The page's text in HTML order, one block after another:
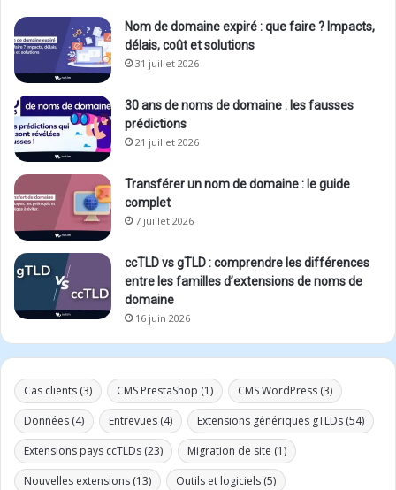
Nom de domaine expiré : que faire ? Impacts,
délais, coût et solutions
31 juillet 2026
30 ans de noms de domaine : les fausses
prédictions
21 juillet 2026
Transférer un nom de domaine : le guide
complet
7 juillet 2026
ccTLD vs gTLD : comprendre les différences
entre les familles d’extensions de noms de
domaine
16 juin 2026
Cas clients (3) CMS PrestaShop (1) CMS WordPress (3)
Données (4) Entrevues (4) Extensions génériques gTLDs (54)
Extensions pays ccTLDs (23) Migration de site (1)
Nouvelles extensions (13) Outils et logiciels (5)